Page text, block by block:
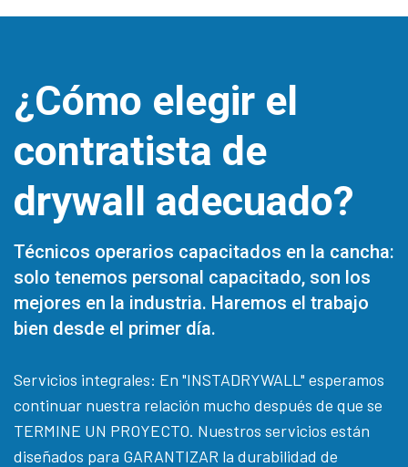
¿Cómo elegir el
contratista de
drywall adecuado?
Técnicos operarios capacitados en la cancha:
solo tenemos personal capacitado, son los
mejores en la industria. Haremos el trabajo
bien desde el primer día.
Servicios integrales: En "INSTADRYWALL" esperamos
continuar nuestra relación mucho después de que se
TERMINE UN PROYECTO. Nuestros servicios están
diseñados para GARANTIZAR la durabilidad de